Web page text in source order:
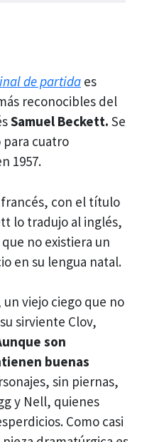
de partida es
reconocibles del
Samuel Beckett. Se
cuatro
1957.
con el título
lo tradujo al inglés,
no existiera un
en su lengua natal.
viejo ciego que no
sirviente Clov,
son
buenas
sin piernas,
y Nell, quienes
Como casi